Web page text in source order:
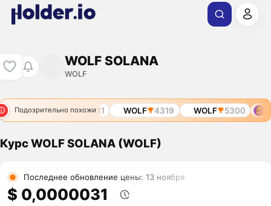
WOLF SOLANA
WOLF
Подозрительно похожи
4038 WOLF 3881 WOLF 4319 WOLF 5300
Курс WOLF SOLANA (WOLF)
Последнее обновление цены: 13 ноября
$ 0,0000031